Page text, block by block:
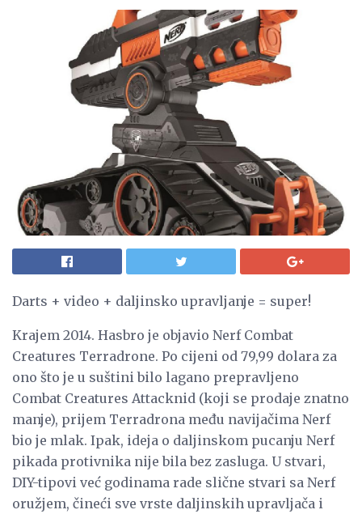
Darts + video + daljinsko upravljanje = super!
Krajem 2014. Hasbro je objavio Nerf Combat
Creatures Terradrone. Po cijeni od 79,99 dolara za
ono što je u suštini bilo lagano prepravljeno
Combat Creatures Attacknid (koji se prodaje znatno
manje), prijem Terradrona među navijačima Nerf
bio je mlak. Ipak, ideja o daljinskom pucanju Nerf
pikada protivnika nije bila bez zasluga. U stvari,
DIY-tipovi već godinama rade slične stvari sa Nerf
oružjem, čineći sve vrste daljinskih upravljača i